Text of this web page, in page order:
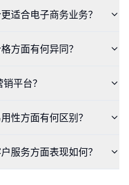
适合电子商务业务？
方面有何异同？
平台？
性方面有何区别？
服务方面表现如何？